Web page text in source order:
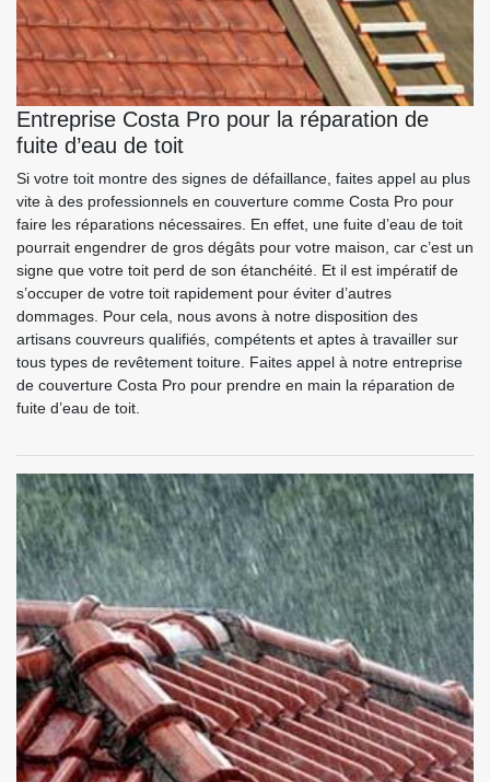
Entreprise Costa Pro pour la réparation de
fuite d’eau de toit
Si votre toit montre des signes de défaillance, faites appel au plus
vite à des professionnels en couverture comme Costa Pro pour
faire les réparations nécessaires. En effet, une fuite d’eau de toit
pourrait engendrer de gros dégâts pour votre maison, car c’est un
signe que votre toit perd de son étanchéité. Et il est impératif de
s’occuper de votre toit rapidement pour éviter d’autres
dommages. Pour cela, nous avons à notre disposition des
artisans couvreurs qualifiés, compétents et aptes à travailler sur
tous types de revêtement toiture. Faites appel à notre entreprise
de couverture Costa Pro pour prendre en main la réparation de
fuite d’eau de toit.